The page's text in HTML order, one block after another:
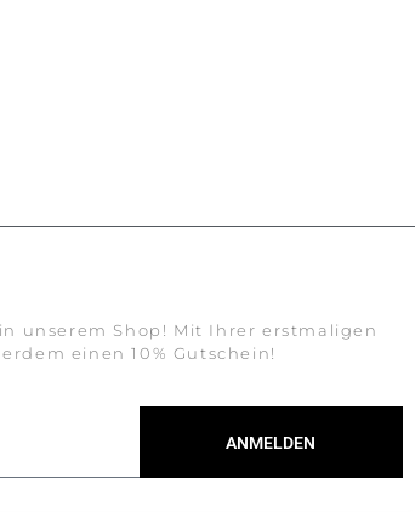
unserem Shop! Mit Ihrer erstmaligen
einen 10% Gutschein!
ANMELDEN